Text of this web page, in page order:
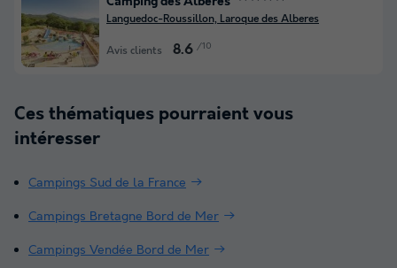
Languedoc-Roussillon, Laroque des Alberes
Avis clients 8.6 /10
Ces thématiques pourraient vous
intéresser
Campings Sud de la France
Campings Bretagne Bord de Mer
Campings Vendée Bord de Mer